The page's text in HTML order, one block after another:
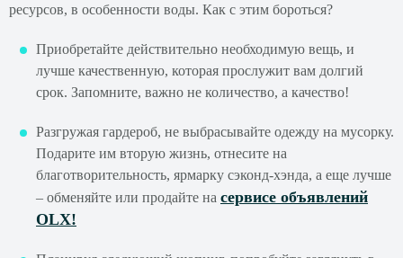
ресурсов, в особенности воды. Как с этим бороться?
Приобретайте действительно необходимую вещь, и
лучше качественную, которая прослужит вам долгий
срок. Запомните, важно не количество, а качество!
Разгружая гардероб, не выбрасывайте одежду на мусорку.
Подарите им вторую жизнь, отнесите на
благотворительность, ярмарку сэконд-хэнда, а еще лучше
– обменяйте или продайте на сервисе объявлений
OLX!